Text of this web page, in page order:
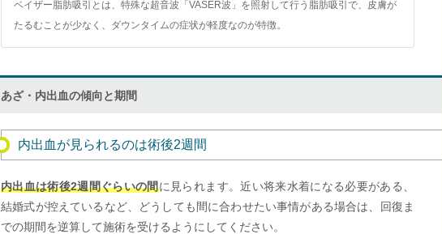
ベイザー脂肪吸引とは、特殊な超音波「VASER波」を照射して行う脂肪吸引で、皮膚が
たるむことが少なく、ダウンタイムの症状が軽度なのが特徴。
あざ・内出血の傾向と期間
内出血が見られるのは術後2週間
内出血は術後2週間ぐらいの間に見られます。近い将来水着になる必要がある、
結婚式が控えているなど、どうしても間に合わせたい事情がある場合は、回復ま
での期間を逆算して施術を受けるようにしてください。